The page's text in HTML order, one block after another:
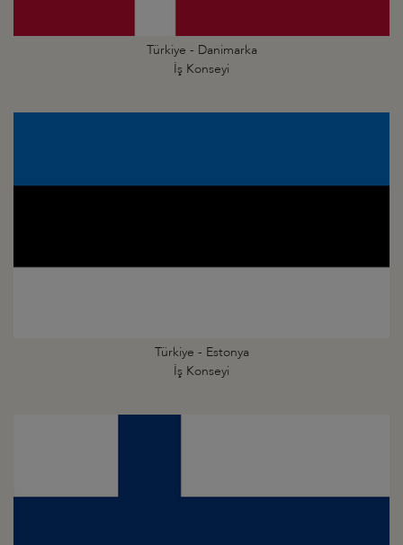
Türkiye - Danimarka
İş Konseyi
Türkiye - Estonya
İş Konseyi